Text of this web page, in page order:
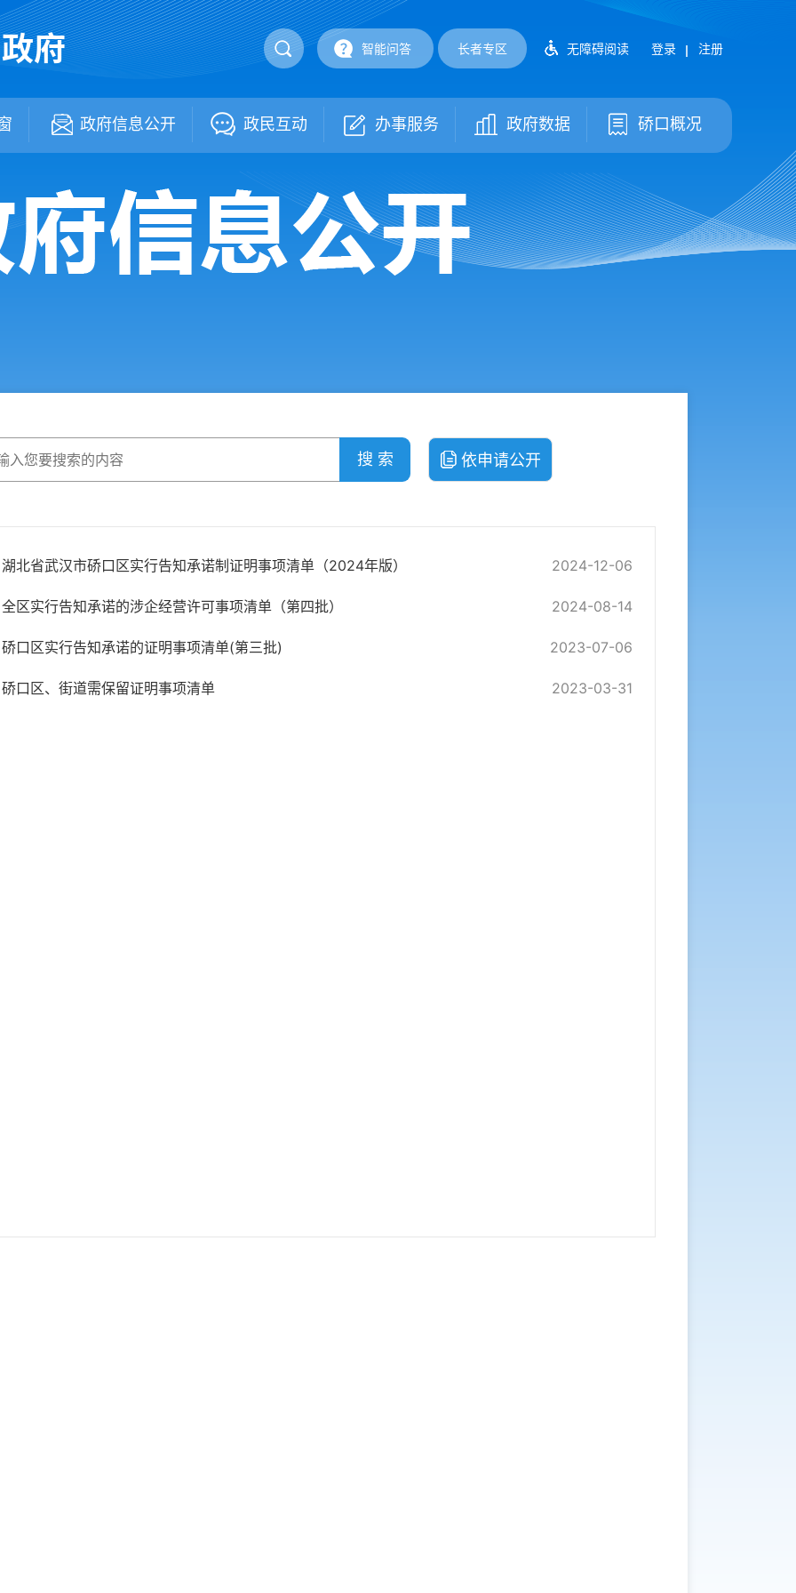
府 长者专区 无障碍阅读 登录 注册
智能问答
政府信息公开 政民互动 办事服务 政府数据 硚口概况
搜 索 依申请公开
湖北省武汉市硚口区实行告知承诺制证明事项清单（2024年版） 2024-12-06
全区实行告知承诺的涉企经营许可事项清单（第四批） 2024-08-14
硚口区实行告知承诺的证明事项清单(第三批) 2023-07-06
硚口区、街道需保留证明事项清单 2023-03-31